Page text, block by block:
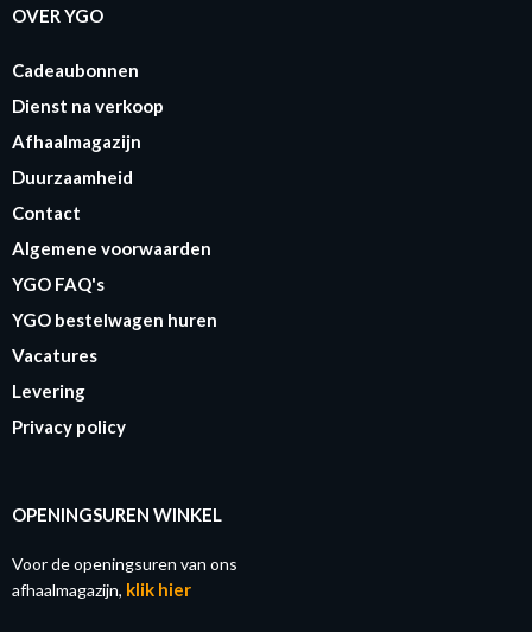
OVER YGO
Cadeaubonnen
Dienst na verkoop
Afhaalmagazijn
Duurzaamheid
Contact
Algemene voorwaarden
YGO FAQ's
YGO bestelwagen huren
Vacatures
Levering
Privacy policy
OPENINGSUREN WINKEL
Voor de openingsuren van ons
afhaalmagazijn, klik hier